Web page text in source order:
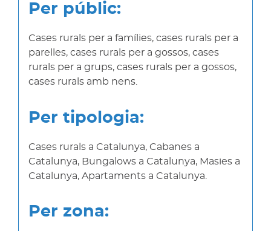
Per públic:
Cases rurals per a famílies, cases rurals per a
parelles, cases rurals per a gossos, cases
rurals per a grups, cases rurals per a gossos,
cases rurals amb nens.
Per tipologia:
Cases rurals a Catalunya, Cabanes a
Catalunya, Bungalows a Catalunya, Masies a
Catalunya, Apartaments a Catalunya.
Per zona: